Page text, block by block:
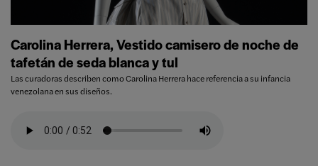
Carolina Herrera, Vestido camisero de noche de
tafetán de seda blanca y tul
Las curadoras describen como Carolina Herrera hace referencia a su infancia
venezolana en sus diseños.